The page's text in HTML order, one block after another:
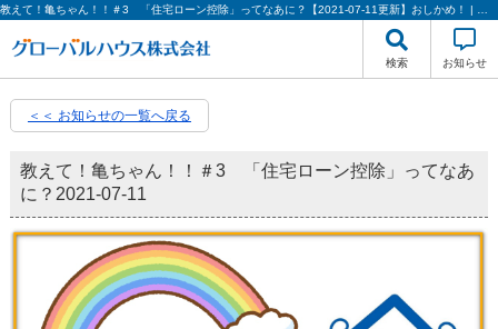
検索 お知らせ
＜＜ お知らせの一覧へ戻る
教えて！亀ちゃん！！＃3 「住宅ローン控除」ってなあ
に？ 2021-07-11